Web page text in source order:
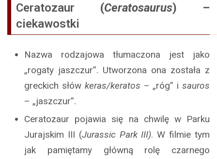
Ceratozaur (Ceratosaurus) –
ciekawostki
Nazwa rodzajowa tłumaczona jest jako
„rogaty jaszczur”. Utworzona ona została z
greckich słów keras/keratos – „róg” isauros
– „jaszczur”.
Ceratozaur pojawia się na chwilę w Parku
Jurajskim III (Jurassic Park III). W filmie tym
jak pamiętamy główną rolę czarnego